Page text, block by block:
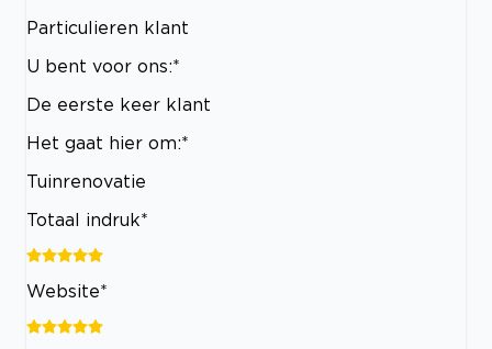
Particulieren klant
U bent voor ons:*
De eerste keer klant
Het gaat hier om:*
Tuinrenovatie
Totaal indruk*
Website*